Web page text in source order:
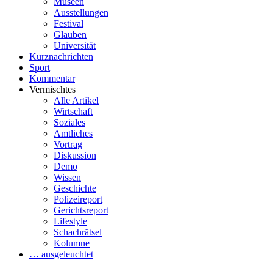
Ausstellungen
Festival
Glauben
Universität
Kurznachrichten
Sport
Kommentar
Vermischtes
Alle Artikel
Wirtschaft
Soziales
Amtliches
Vortrag
Diskussion
Demo
Wissen
Geschichte
Polizeireport
Gerichtsreport
Lifestyle
Schachrätsel
Kolumne
… ausgeleuchtet